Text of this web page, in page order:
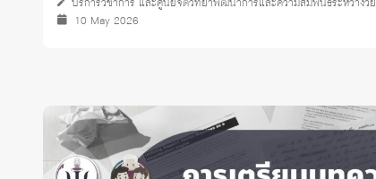
บริการวิชาการ และศูนย์จิตวิทยาพัฒนาการและความสัมพันธ์ระหว่างวัย
10 May 2026